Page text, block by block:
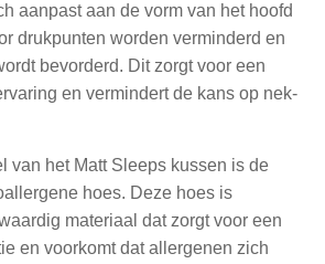
aanpast aan de vorm van het hoofd
drukpunten worden verminderd en
bevorderd. Dit zorgt voor een
en vermindert de kans op nek-
van het Matt Sleeps kussen is de
hoes. Deze hoes is
materiaal dat zorgt voor een
en voorkomt dat allergenen zich